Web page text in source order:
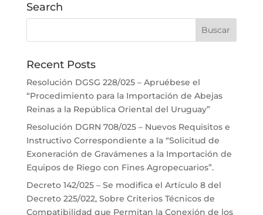
Search
Recent Posts
Resolución DGSG 228/025 – Apruébese el
“Procedimiento para la Importación de Abejas
Reinas a la República Oriental del Uruguay”
Resolución DGRN 708/025 – Nuevos Requisitos e
Instructivo Correspondiente a la “Solicitud de
Exoneración de Gravámenes a la Importación de
Equipos de Riego con Fines Agropecuarios”.
Decreto 142/025 – Se modifica el Artículo 8 del
Decreto 225/022, Sobre Criterios Técnicos de
Compatibilidad que Permitan la Conexión de los